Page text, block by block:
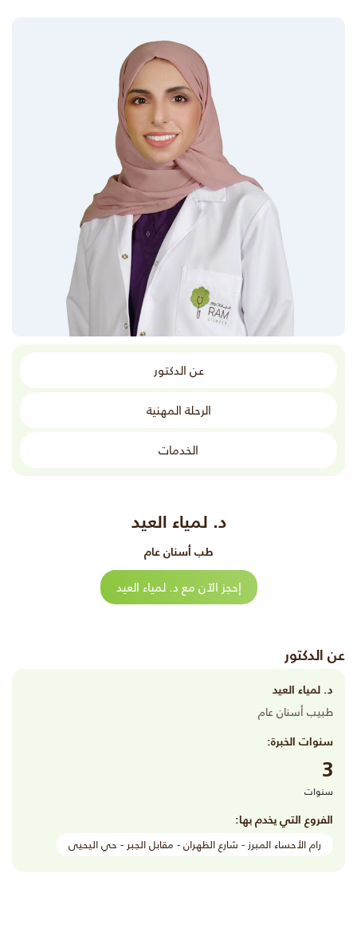
عن الدكتور
الرحلة المهنية
الخدمات
د. لمياء العيد
طب أسنان عام
إحجز الآن مع د. لمياء العيد
عن الدكتور
د. لمياء العيد
طبيب أسنان عام
سنوات الخبرة:
3
سنوات
الفروع التي يخدم بها:
رام الأحساء المبرز - شارع الظهران - مقابل الجبر - حي اليحيى